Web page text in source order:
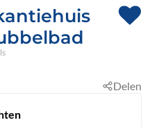
Delen